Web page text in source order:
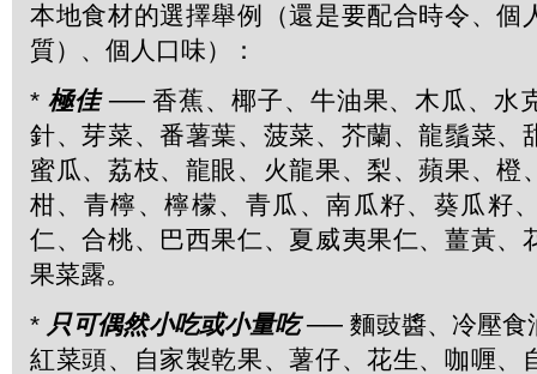
本地食材的選擇舉例（還是要配合時令、個
質）、個人口味）：
* 極佳── 香蕉、椰子、牛油果、木瓜、水
針、芽菜、番薯葉、菠菜、芥蘭、龍鬚菜、
蜜瓜、荔枝、龍眼、火龍果、梨、蘋果、橙
柑、青檸、檸檬、青瓜、南瓜籽、葵瓜籽
仁、合桃、巴西果仁、夏威夷果仁、薑黃、
果菜露。
* 只可偶然小吃或小量吃── 麵豉醬、冷壓食
紅菜頭、自家製乾果、薯仔、花生、咖喱、